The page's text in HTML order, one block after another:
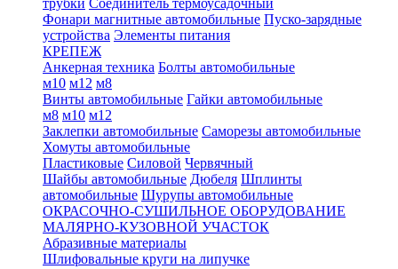
трубки Соединитель термоусадочный
Фонари магнитные автомобильные Пуско-зарядные
устройства Элементы питания
КРЕПЕЖ
Анкерная техника Болты автомобильные
м10 м12 м8
Винты автомобильные Гайки автомобильные
м8 м10 м12
Заклепки автомобильные Саморезы автомобильные
Хомуты автомобильные
Пластиковые Силовой Червячный
Шайбы автомобильные Дюбеля Шплинты
автомобильные Шурупы автомобильные
ОКРАСОЧНО-СУШИЛЬНОЕ ОБОРУДОВАНИЕ
МАЛЯРНО-КУЗОВНОЙ УЧАСТОК
Абразивные материалы
Шлифовальные круги на липучке